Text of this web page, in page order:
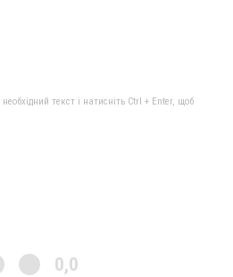
текст і натисніть Ctrl + Enter, щоб
0,0